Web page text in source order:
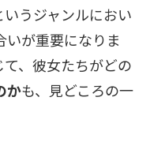
うジャンルにおい
が重要になりま
、彼女たちがどの
かも、見どころの一